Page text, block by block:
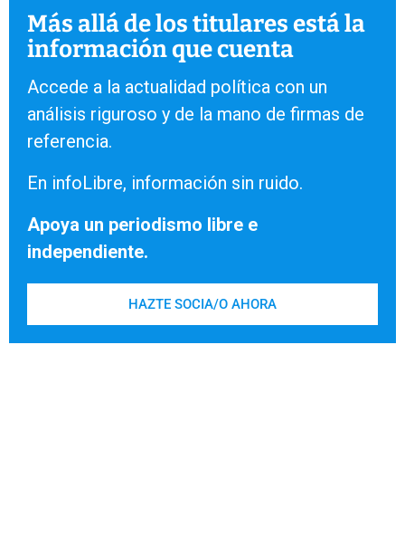
Más allá de los titulares está la
información que cuenta
Accede a la actualidad política con un
análisis riguroso y de la mano de firmas de
referencia.
En infoLibre, información sin ruido.
Apoya un periodismo libre e
independiente.
HAZTE SOCIA/O AHORA